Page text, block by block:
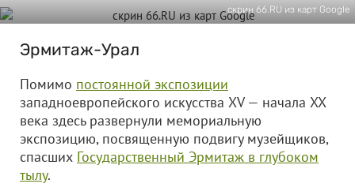
скрин 66.RU из карт Google
Эрмитаж-Урал
Помимо постоянной экспозиции
западноевропейского искусства XV — начала XX
века здесь развернули мемориальную
экспозицию, посвященную подвигу музейщиков,
спасших Государственный Эрмитаж в глубоком
тылу.